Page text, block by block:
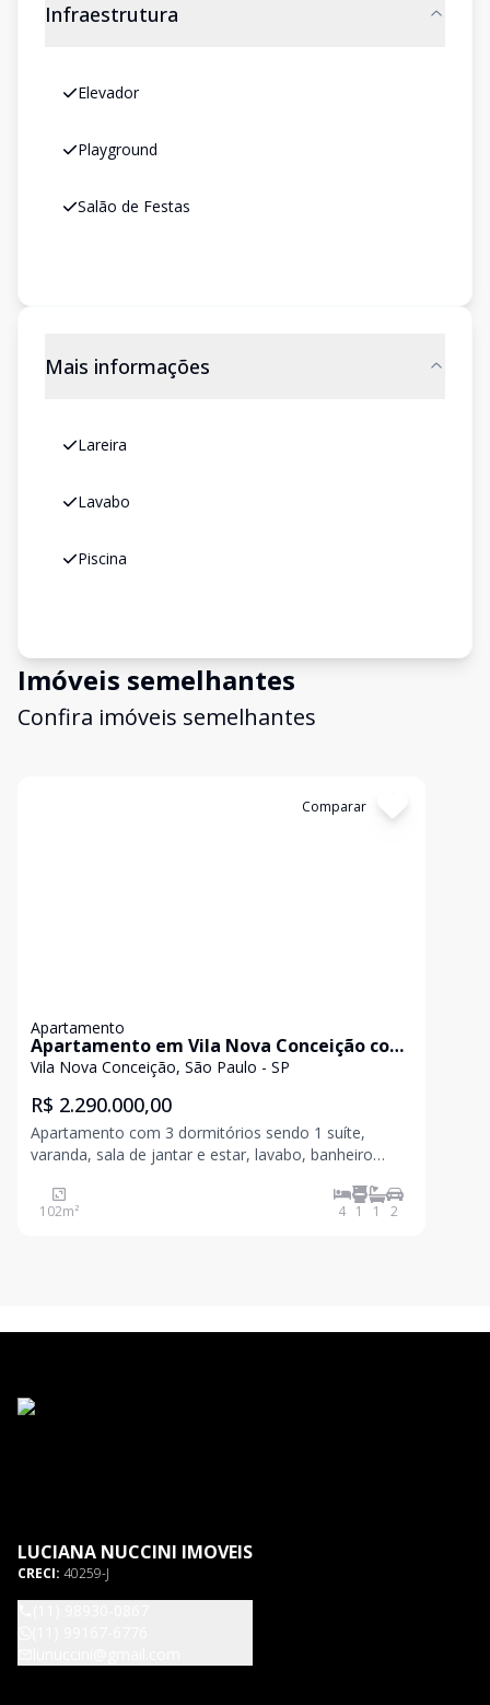
Infraestrutura
Elevador
Playground
Salão de Festas
Mais informações
Lareira
Lavabo
Piscina
Imóveis semelhantes
Confira imóveis semelhantes
Comparar
Apartamento
Apartamento em Vila Nova Conceição com
102m²
Vila Nova Conceição, São Paulo - SP
R$ 2.290.000,00
Apartamento com 3 dormitórios sendo 1 suíte,
varanda, sala de jantar e estar, lavabo, banheiro
garagem. Condomínio:.R$1.900,00 IPTU:.R$565,00
102m² 4 1 1 2
LUCIANA NUCCINI IMOVEIS
CRECI: 40259-J